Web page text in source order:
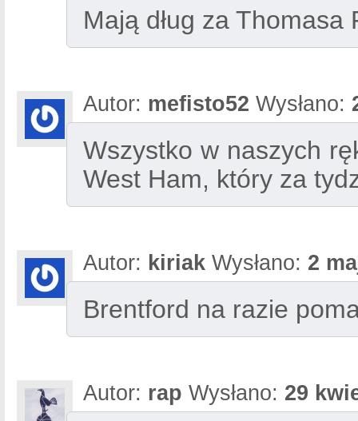
Mają dług za Thomasa
Autor: mefisto52 Wysłano:
Wszystko w naszych
West Ham, który za
Autor: kiriak Wysłano: 2
Brentford na razie
Autor: rap Wysłano: 29